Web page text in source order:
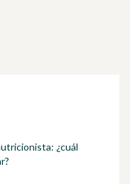
¿cuál